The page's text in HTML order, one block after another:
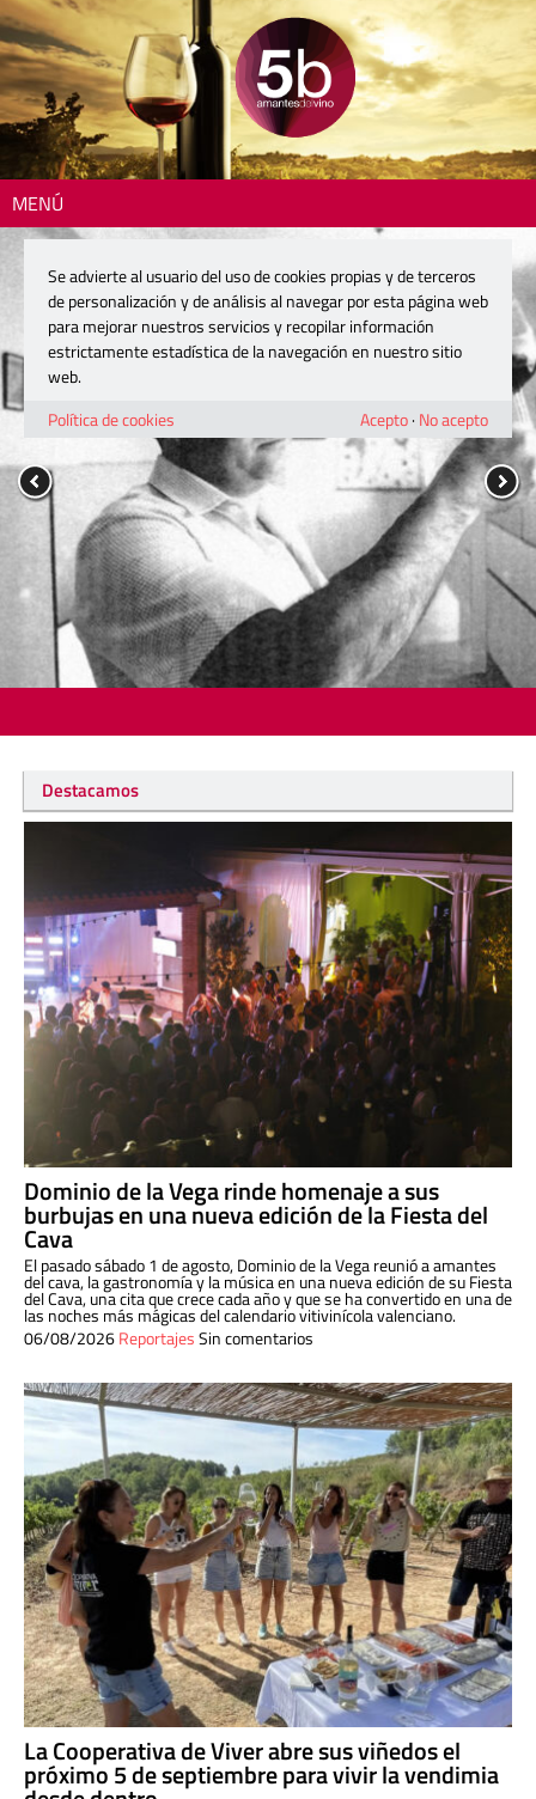
MENÚ
Destacamos
Dominio de la Vega rinde homenaje a sus
burbujas en una nueva edición de la Fiesta del
Cava
El pasado sábado 1 de agosto, Dominio de la Vega reunió a amantes
del cava, la gastronomía y la música en una nueva edición de su Fiesta
del Cava, una cita que crece cada año y que se ha convertido en una de
las noches más mágicas del calendario vitivinícola valenciano.
06/08/2026ReportajesSin comentarios
La Cooperativa de Viver abre sus viñedos el
próximo 5 de septiembre para vivir la vendimia
Se advierte al usuario del uso de cookies propias y de terceros
de personalización y de análisis al navegar por esta página web
para mejorar nuestros servicios y recopilar información
estrictamente estadística de la navegación en nuestro sitio
web.
Política de cookies
Acepto· No acepto